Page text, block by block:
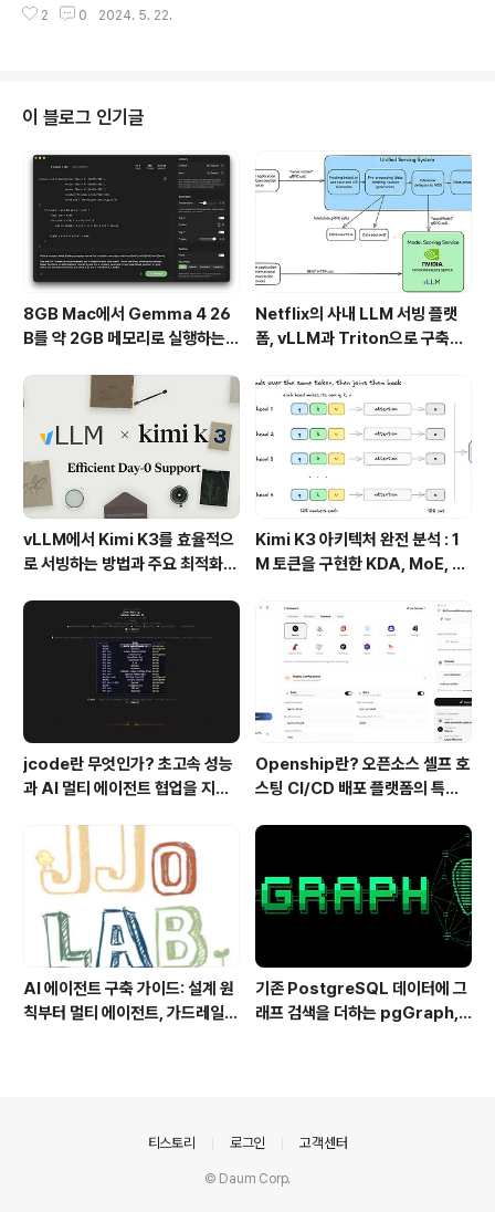
천동의 맛집은 경복궁 돌담길을 따라 삼청 공원으로 가는
를 구하고 온전한 저만의 시간을 준비합니다.'다소 이기적
망가는 그 길은 평소 가지 않았던 길이고 목적지는 명확하
지 않지만 그리 멀지 않은 카페 일 것입니다.익숙하지 않은
길을 걷는 이유는 오늘 하루만큼은 현실과의 연결 고리를
철저히 끊겠다는 강한 의지이며, 그리 멀지 않은 목적지는
쌓인 피로로부터 저를 보호하기 위한 저만의 비법이죠.도
심 속에서 조용한 카페를 찾는 것은 그리..
2 0 2024. 5. 22.
이 블로그 인기글
8GB Mac에서 Gemma 4 26
B를 약 2GB 메모리로 실행하는 T
Netflix의 사내 LLM 서빙 플랫
폼, vLLM과 Triton으로 구축한
vLLM에서 Kimi K3를 효율적으
로 서빙하는 방법과 주요 최적화
Kimi K3 아키텍처 완전 분석 : 1
M 토큰을 구현한 KDA, MoE, Fl
핵심 기술
jcode란 무엇인가? 초고속 성능
과 AI 멀티 에이전트 협업을 지원
Openship란? 오픈소스 셀프 호
스팅 CI/CD 배포 플랫폼의 특징
AI 에이전트 구축 가이드: 설계 원
칙부터 멀티 에이전트, 가드레일까
기존 PostgreSQL 데이터에 그
래프 검색을 더하는 pgGraph,
티스토리 로그인 고객센터
© Daum Corp.